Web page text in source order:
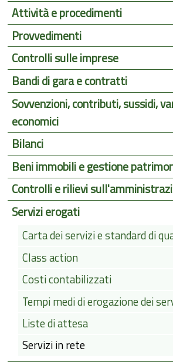
Attività e procedimenti
Provvedimenti
Controlli sulle imprese
Bandi di gara e contratti
Sovvenzioni, contributi, sussidi,
economici
Bilanci
Beni immobili e gestione
Controlli e rilievi
Servizi erogati
Carta dei servizi e standard di
Class action
Costi contabilizzati
Tempi medi di erogazione dei
Liste di attesa
Servizi in rete